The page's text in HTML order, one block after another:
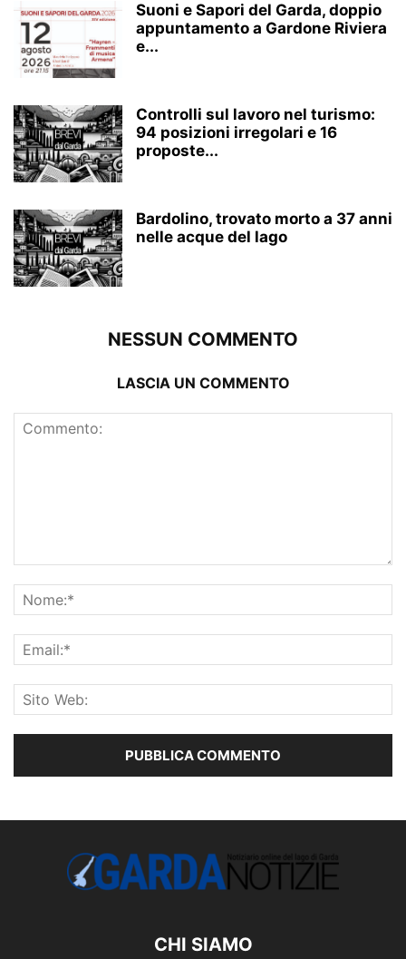
Suoni e Sapori del Garda, doppio
appuntamento a Gardone Riviera
e...
Controlli sul lavoro nel turismo:
94 posizioni irregolari e 16
proposte...
Bardolino, trovato morto a 37 anni
nelle acque del lago
NESSUN COMMENTO
LASCIA UN COMMENTO
CHI SIAMO